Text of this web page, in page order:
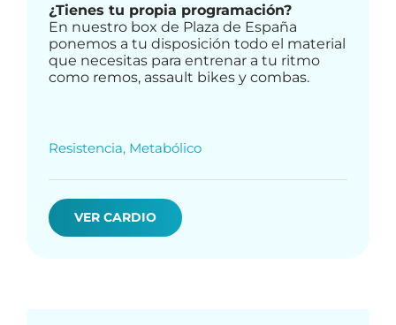
¿Tienes tu propia programación?
En nuestro box de Plaza de España
ponemos a tu disposición todo el material
que necesitas para entrenar a tu ritmo
como remos, assault bikes y combas.
Resistencia, Metabólico
VER CARDIO